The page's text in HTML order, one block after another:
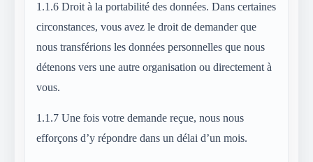
1.1.6 Droit à la portabilité des données. Dans certaines
circonstances, vous avez le droit de demander que
nous transférions les données personnelles que nous
détenons vers une autre organisation ou directement à
vous.
1.1.7 Une fois votre demande reçue, nous nous
efforçons d’y répondre dans un délai d’un mois.